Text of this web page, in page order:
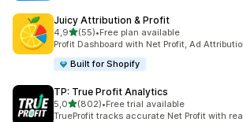
Juicy Attribution & Profit
4,9/ 5 tähteä
(55)
55 arvostelua yhteensä
•Free plan available
Profit Dashboard with Net Profit, Ad
Built for Shopify
TP: True Profit Analytics
5,0/ 5 tähteä
(802)
802 arvostelua yhteensä
•Free trial available
TrueProfit tracks accurate Net Profit with